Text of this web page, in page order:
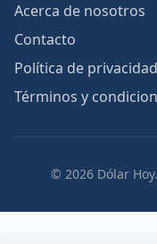
Acerca de nosotros
Contacto
Política de privacidad
Términos y
© 2026 Dólar